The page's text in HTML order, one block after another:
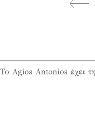
Το Agios Antonios έχει